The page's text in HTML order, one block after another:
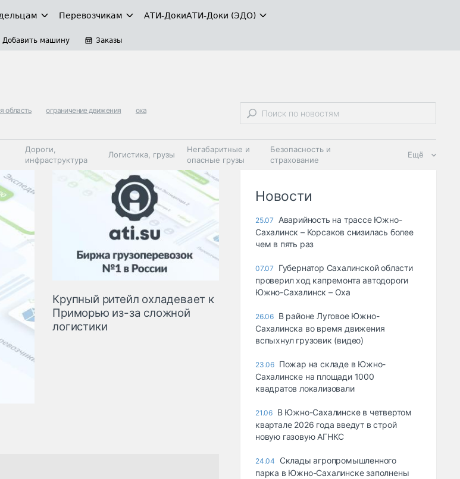
Перевозчикам АТИ-ДокиАТИ-Доки (ЭДО)
Добавить машину Заказы
область ограничение движения оха
Дороги,
инфраструктура
Логистика, грузы
Негабаритные и
опасные грузы
Безопасность и
страхование
Спецтехника
Автосервис,
запчасти, шины
Топливо, масла и
автохимия
Ещё
Крупный ритейл охладевает к
Приморью из-за сложной
логистики
Новости
25.07
Аварийность на трассе Южно-
Сахалинск – Корсаков снизилась более
чем в пять раз
07.07
Губернатор Сахалинской области
проверил ход капремонта автодороги
Южно-Сахалинск – Оха
26.06 В районе Луговое Южно-
Сахалинска во время движения
вспыхнул грузовик (видео)
23.06 Пожар на складе в Южно-
Сахалинске на площади 1000
квадратов локализовали
21.06 В Южно-Сахалинске в четвертом
квартале 2026 года введут в строй
новую газовую АГНКС
24.04
Склады агропромышленного
парка в Южно-Сахалинске заполнены